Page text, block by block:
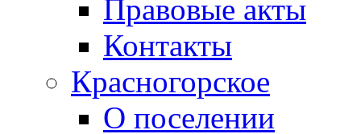
Правовые акты
Контакты
Красногорское
О поселении